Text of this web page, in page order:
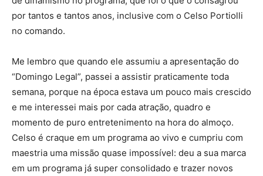
por tantos e tantos anos, inclusive com o Celso Portiolli
no comando.
Me lembro que quando ele assumiu a apresentação do
“Domingo Legal”, passei a assistir praticamente toda
semana, porque na época estava um pouco mais crescido
e me interessei mais por cada atração, quadro e
momento de puro entretenimento na hora do almoço.
Celso é craque em um programa ao vivo e cumpriu com
maestria uma missão quase impossível: deu a sua marca
em um programa já super consolidado e trazer novos